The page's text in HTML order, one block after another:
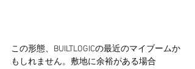
この形態、BUILTLOGICの最近のマイブームか
もしれません。敷地に余裕がある場合